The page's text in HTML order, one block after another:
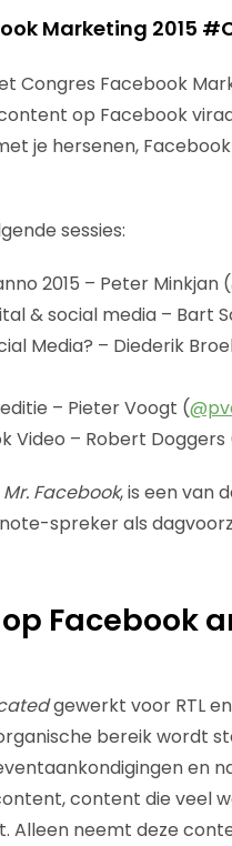
Marketing 2015
Congres Facebook
op Facebook
je hersenen,
sessies:
2015 – Peter Minkjan (
& social media – Bart
Media? – Diederik
– Pieter Voogt (
Video – Robert Doggers
Mr. Facebook, is een van
spreker als
Facebook
gewerkt voor RTL
bereik wordt
en
content die veel
neemt deze